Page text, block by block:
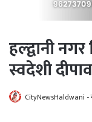
हल्द्वानी
स्वदेशी
CityNewsHaldwani -